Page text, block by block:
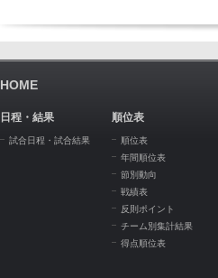
HOME
日程・結果
試合日程・試合結果
順位表
順位表
年間順位表
節別動向
戦績表
反則ポイント
チーム別集計結果
得点順位表